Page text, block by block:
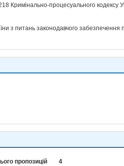
Кримінально-процесуального кодексу
з питань законодавчого забезпечення
пропозицій
4